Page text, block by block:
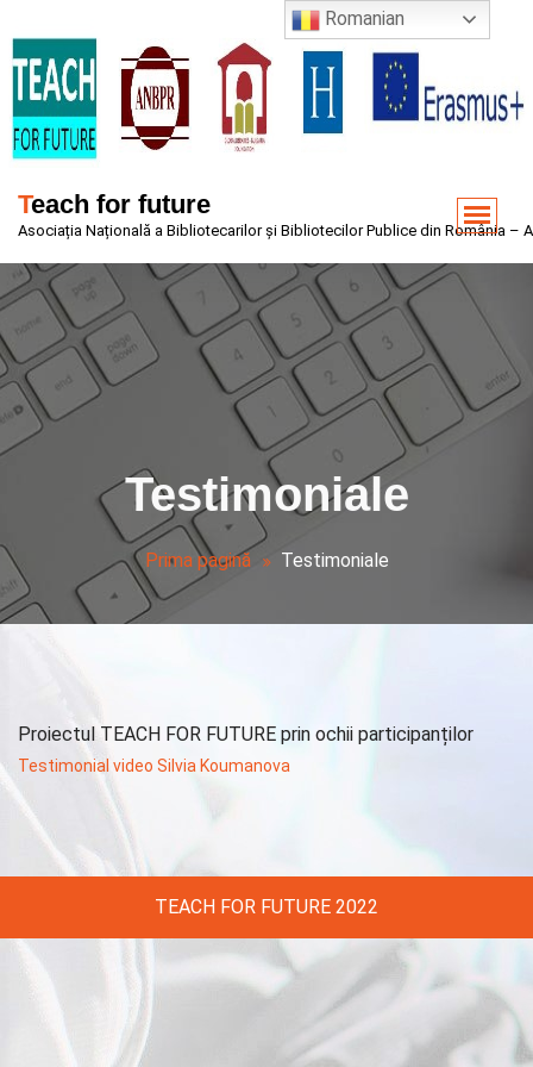
conținut
Teach for future
Asociația Națională a Bibliotecarilor și Bibliotecilor Publice din România –
Testimoniale
Prima pagină Testimoniale
Proiectul TEACH FOR FUTURE prin ochii participanților
Testimonial video Silvia Koumanova
TEACH FOR FUTURE 2022
Romanian